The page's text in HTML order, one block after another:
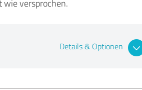
wie versprochen.
Details & Optionen